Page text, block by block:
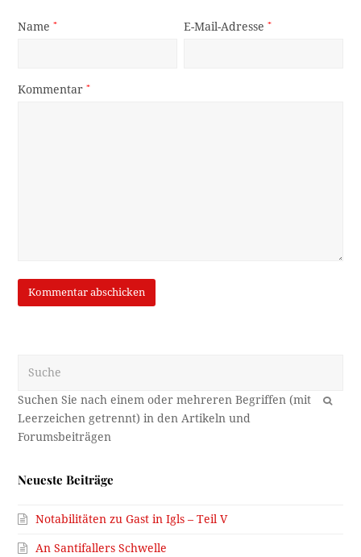
Name* E-Mail-Adresse*
Kommentar*
OK
Neueste Beiträge
Notabilitäten zu Gast in Igls – Teil V
An Santifallers Schwelle